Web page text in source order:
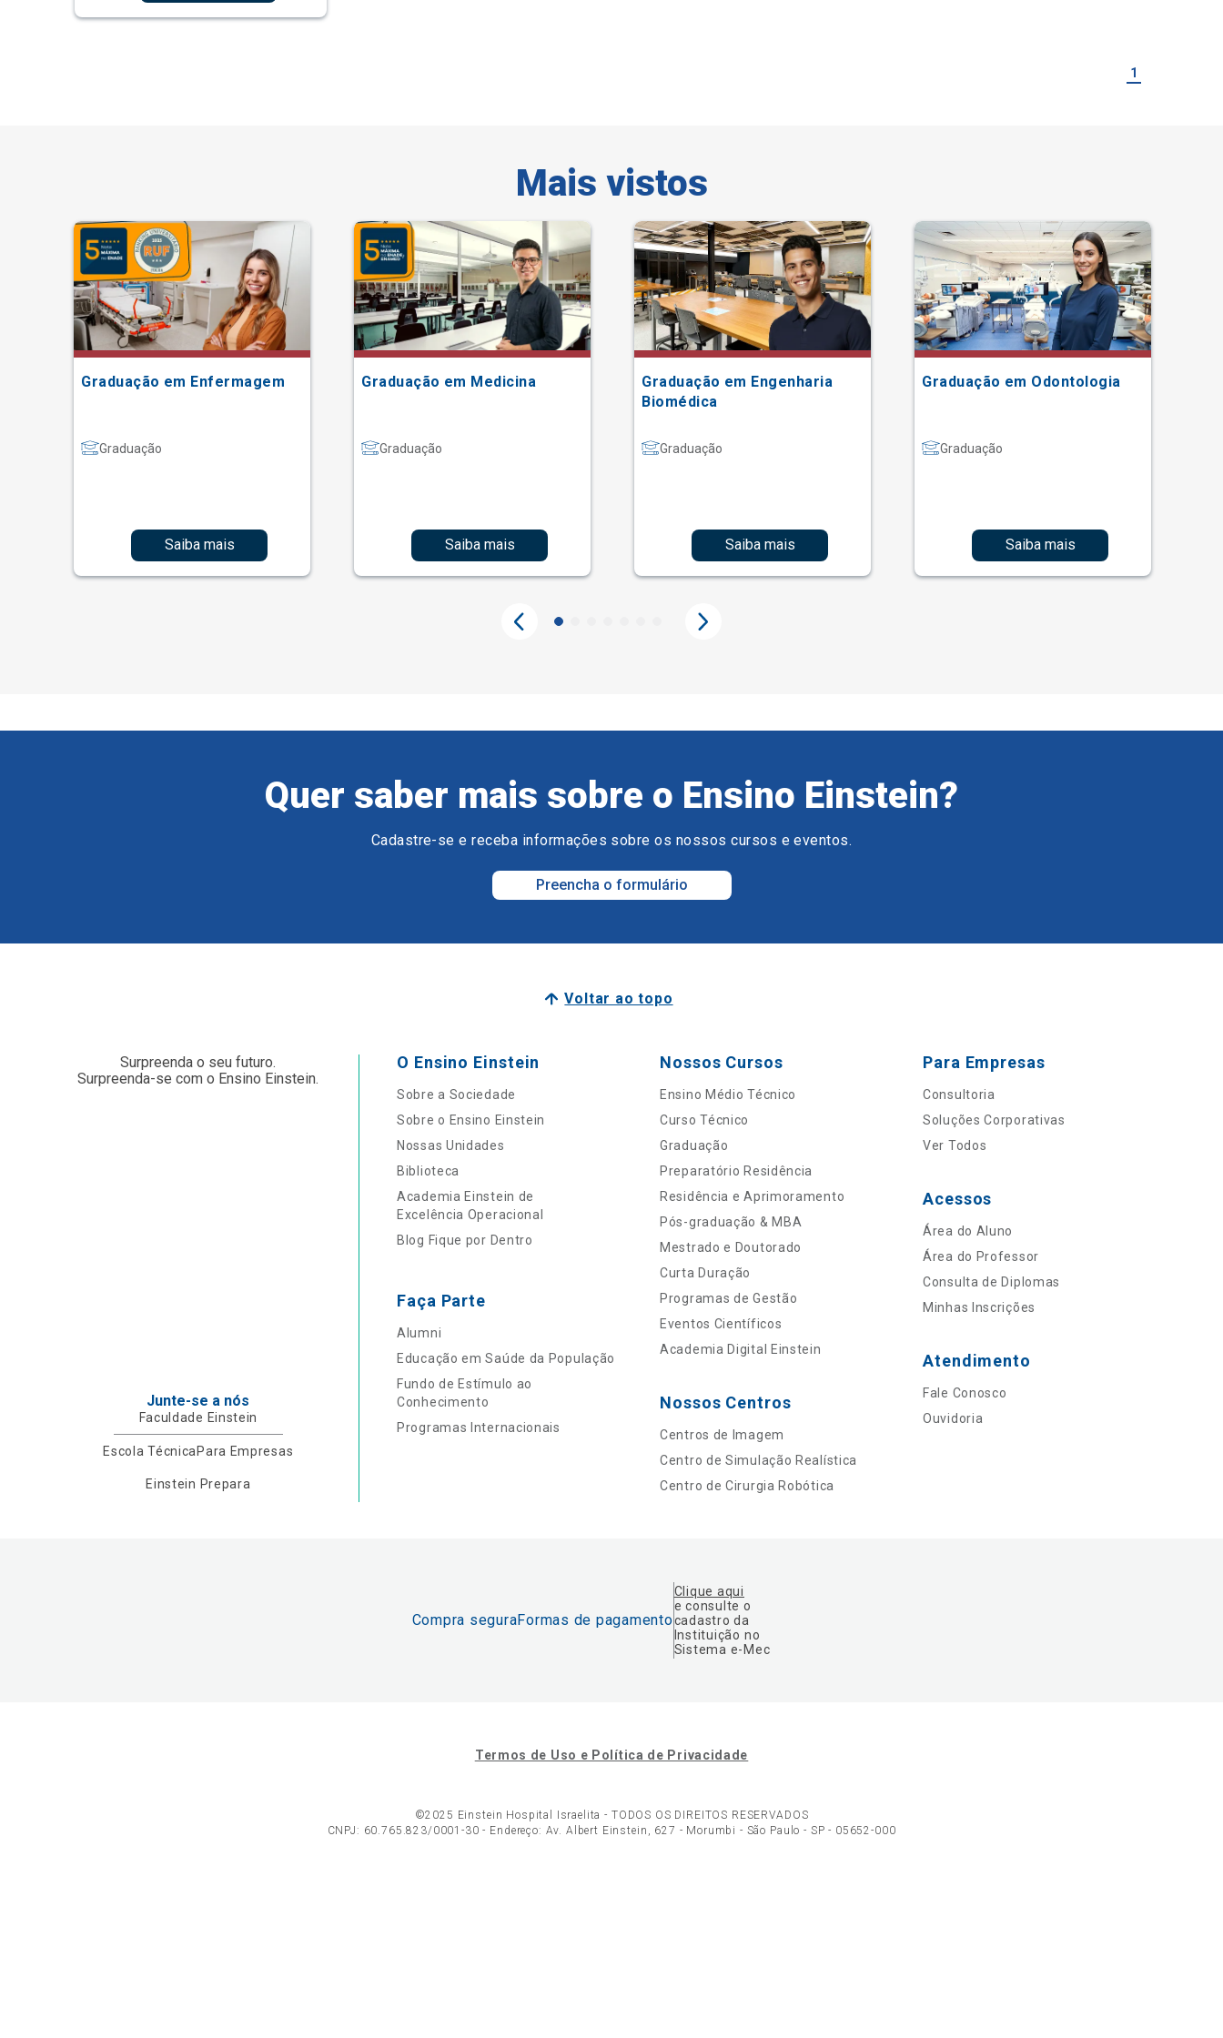
1
Mais vistos
Graduação em Enfermagem
Graduação
Saiba mais
Graduação em Medicina
Graduação
Saiba mais
Graduação em Engenharia
Biomédica
Graduação
Saiba mais
Graduação em Odontologia
Graduação
Saiba mais
Quer saber mais sobre o Ensino Einstein?
Cadastre-se e receba informações sobre os nossos cursos e eventos.
Preencha o formulário
Voltar ao topo
Surpreenda o seu futuro.
Surpreenda-se com o Ensino Einstein.
Junte-se a nós
Faculdade Einstein
Escola Técnica Para Empresas
Einstein Prepara
O Ensino Einstein
Sobre a Sociedade
Sobre o Ensino Einstein
Nossas Unidades
Biblioteca
Academia Einstein de
Excelência Operacional
Blog Fique por Dentro
Faça Parte
Alumni
Educação em Saúde da População
Fundo de Estímulo ao
Conhecimento
Programas Internacionais
Nossos Cursos
Ensino Médio Técnico
Curso Técnico
Graduação
Preparatório Residência
Residência e Aprimoramento
Pós-graduação & MBA
Mestrado e Doutorado
Curta Duração
Programas de Gestão
Eventos Científicos
Academia Digital Einstein
Nossos Centros
Centros de Imagem
Centro de Simulação Realística
Centro de Cirurgia Robótica
Para Empresas
Consultoria
Soluções Corporativas
Ver Todos
Acessos
Área do Aluno
Área do Professor
Consulta de Diplomas
Minhas Inscrições
Atendimento
Fale Conosco
Ouvidoria
Compra seguraFormas de pagamento
Clique aqui
e consulte o
cadastro da
Instituição no
Sistema e-Mec
Termos de Uso e Política de Privacidade
©2025 Einstein Hospital Israelita - TODOS OS DIREITOS RESERVADOS
CNPJ: 60.765.823/0001-30 - Endereço: Av. Albert Einstein, 627 - Morumbi - São Paulo - SP - 05652-000